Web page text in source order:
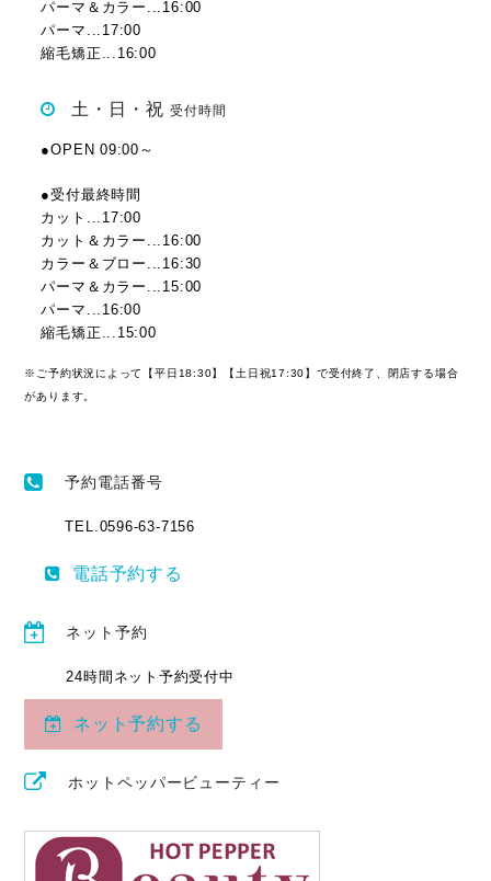
パーマ＆カラー...16:00
パーマ...17:00
縮毛矯正...16:00
土・日・祝受付時間
●OPEN 09:00～
●受付最終時間
カット...17:00
カット＆カラー...16:00
カラー＆ブロー...16:30
パーマ＆カラー...15:00
パーマ...16:00
縮毛矯正...15:00
※ご予約状況によって【平日18:30】【土日祝17:30】で受付終了、閉店する場合
があります。
予約電話番号
TEL.0596-63-7156
電話予約する
ネット予約
24時間ネット予約受付中
ネット予約する
ホットペッパービューティー